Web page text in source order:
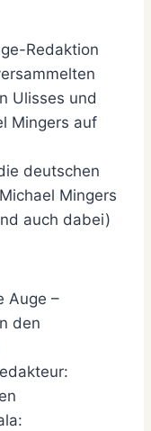
Redaktion
Ulisses und
Mingers auf
deutschen
Mingers
auch dabei)
Auge –
den